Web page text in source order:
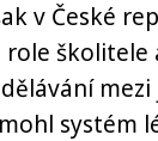
v České
role
systém